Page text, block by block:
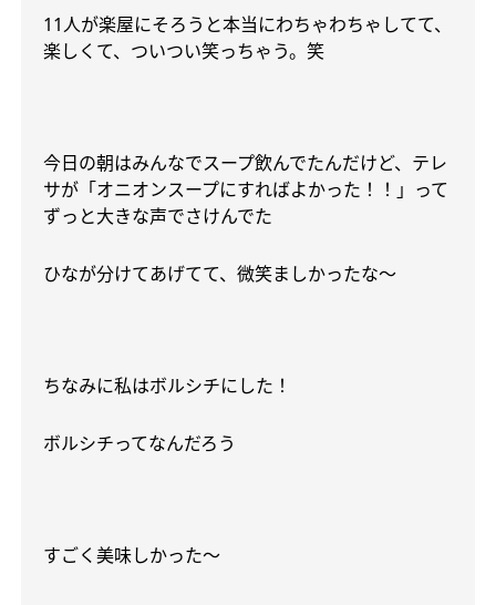
11人が楽屋にそろうと本当にわちゃわちゃしてて、
楽しくて、ついつい笑っちゃう。笑
今日の朝はみんなでスープ飲んでたんだけど、テレ
サが「オニオンスープにすればよかった！！」って
ずっと大きな声でさけんでた
ひなが分けてあげてて、微笑ましかったな〜
ちなみに私はボルシチにした！
ボルシチってなんだろう
すごく美味しかった〜